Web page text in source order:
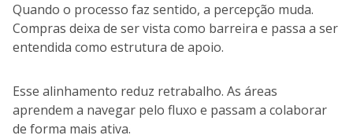
Quando o processo faz sentido, a percepção muda.
Compras deixa de ser vista como barreira e passa a ser
entendida como estrutura de apoio.
Esse alinhamento reduz retrabalho. As áreas
aprendem a navegar pelo fluxo e passam a colaborar
de forma mais ativa.